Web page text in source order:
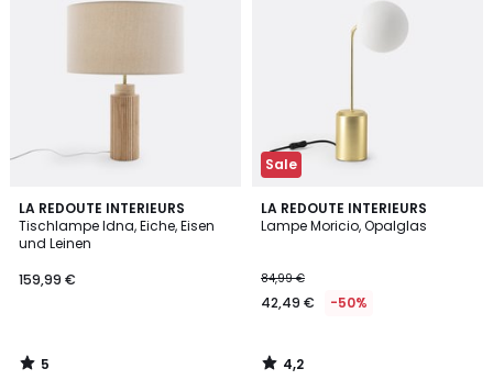
LA REDOUTE INTERIEURS
Tischlampe Idna, Eiche, Eisen
und Leinen
159,99 €
5
/
5
5
/
Sale
LA REDOUTE INTERIEURS
Lampe Moricio, Opalglas
84,99 €
42,49 € -50%
4,2
/ 5
4,2
/